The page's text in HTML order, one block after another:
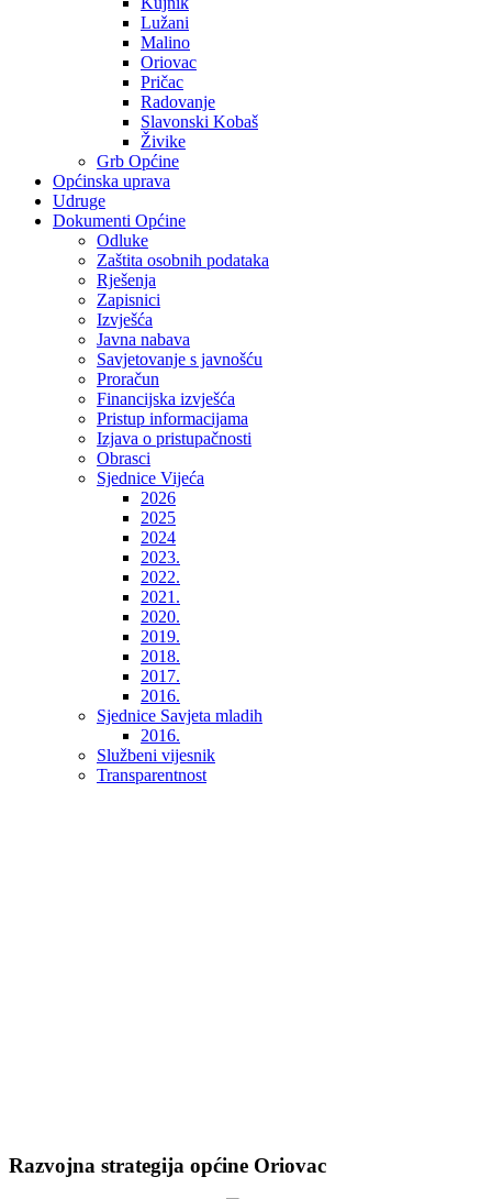
Lužani
Malino
Oriovac
Pričac
Radovanje
Slavonski Kobaš
Živike
Grb Općine
Općinska uprava
Udruge
Dokumenti Općine
Odluke
Zaštita osobnih podataka
Rješenja
Zapisnici
Izvješća
Javna nabava
Savjetovanje s javnošću
Proračun
Financijska izvješća
Pristup informacijama
Izjava o pristupačnosti
Obrasci
Sjednice Vijeća
2026
2025
2024
2023.
2022.
2021.
2020.
2019.
2018.
2017.
2016.
Sjednice Savjeta mladih
2016.
Službeni vijesnik
Transparentnost
Razvojna strategija općine Oriovac